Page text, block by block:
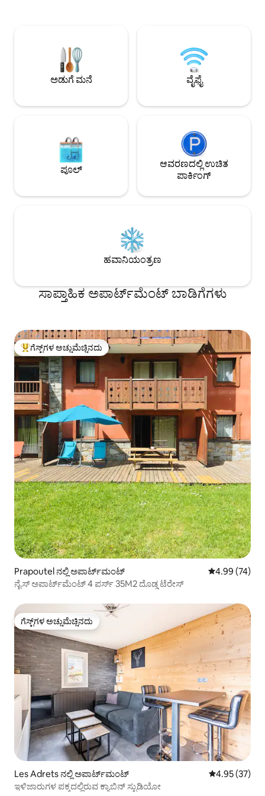
ಅಥವಾ ವ್ಯವಹಾರ ವಾರ ದೂರದಲ್ಲಿದೆ. ಶೀಘ್ರದಲ್ಲೇ
ಚಮ್ರೌಸ್‌ನಲ್ಲಿ ನಿಮ್ಮನ್ನು ಸ್ವಾಗತಿಸಲು ಎದುರು
ನೋಡುತ್ತಿದ್ದೇನೆ! ಅನ್ನಾ
(ಸೇರಿಸಲಾಗಿಲ್ಲ) ದಂಪತಿಗಳು, ಸಣ್ಣ ಕುಟುಂಬ ಅಥವಾ
ಸ್ನೇಹಿತರೊಂದಿಗೆ
ಅಡುಗೆ ಮನೆ ವೈಫೈ
ಪೂಲ್
ಆವರಣದಲ್ಲಿ ಉಚಿತ
ಪಾರ್ಕಿಂಗ್
ಹವಾನಿಯಂತ್ರಣ
ಸಾಪ್ತಾಹಿಕ ಅಪಾರ್ಟ್‌ಮೆಂಟ್ ಬಾಡಿಗೆಗಳು
ಗೆಸ್ಟ್‌ಗಳಿಗೆ ಅತಿ ಹೆಚ್ಚು ಅಚ್ಚುಮೆಚ್ಚಿನದು
ಗೆಸ್ಟ್‌ಗಳ ಅಚ್ಚುಮೆಚ್ಚಿನದು
Prapoutel ನಲ್ಲಿ ಅಪಾರ್ಟ್‌ಮಂಟ್ 5 ರಲ್ಲಿ 4.99
4.99 (74)
ನೈಸ್ ಅಪಾರ್ಟ್‌ಮೆಂಟ್ 4 ಪರ್ಸ್ 35M2 ದೊಡ್ಡ ಟೆರೇಸ್
ಗೆಸ್ಟ್‌ಗಳ ಅಚ್ಚುಮೆಚ್ಚಿನದು
ಗೆಸ್ಟ್‌ಗಳ ಅಚ್ಚುಮೆಚ್ಚಿನದು
Les Adrets ನಲ್ಲಿ ಅಪಾರ್ಟ್‌ಮಂಟ್ 5 ರಲ್ಲಿ 4.95
4.95 (37)
ಇಳಿಜಾರುಗಳ ಪಕ್ಕದಲ್ಲಿರುವ ಕ್ಯಾಬಿನ್ ಸ್ಟುಡಿಯೋ